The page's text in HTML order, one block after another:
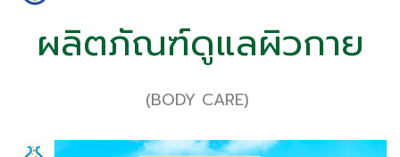
ผลิตภัณฑ์ดูแลผิวกาย
(BODY CARE)